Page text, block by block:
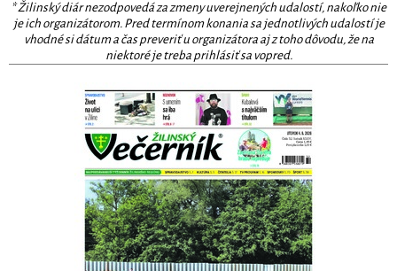
* Žilinský diár nezodpovedá za zmeny uverejnených udalostí, nakoľko nie
je ich organizátorom. Pred termínom konania sa jednotlivých udalostí je
vhodné si dátum a čas preveriť u organizátora aj z toho dôvodu, že na
niektoré je treba prihlásiť sa vopred.